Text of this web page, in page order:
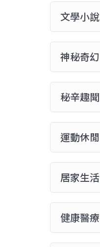
文學小說
神秘奇幻
秘辛趣聞
運動休閒
居家生活
健康醫療